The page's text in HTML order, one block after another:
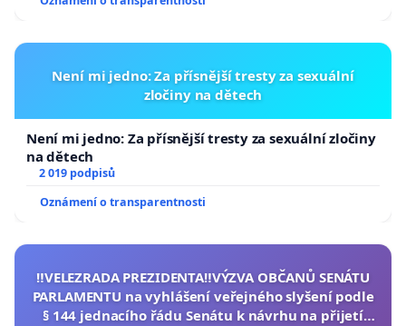
Není mi jedno: Za přísnější tresty za sexuální
zločiny na dětech
Není mi jedno: Za přísnější tresty za sexuální zločiny
na dětech
2 019 podpisů
Oznámení o transparentnosti
‼️VELEZRADA PREZIDENTA‼️VÝZVA OBČANŮ SENÁTU
PARLAMENTU na vyhlášení veřejného slyšení podle
§ 144 jednacího řádu Senátu k návrhu na přijetí